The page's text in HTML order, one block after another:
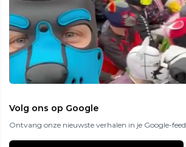
Volg ons op Google
Ontvang onze nieuwste verhalen in je Google-feed